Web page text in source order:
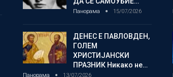
Панорама 15/07/2026
ДЕНЕС Е ПАВЛОВДЕН,
ГОЛЕМ
ХРИСТИЈАНСКИ
ПРАЗНИК Никако не…
Панорама 13/07/2026